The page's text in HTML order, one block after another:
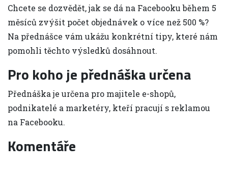
Chcete se dozvědět, jak se dá na Facebooku během 5
měsíců zvýšit počet objednávek o více než 500 %?
Na přednášce vám ukážu konkrétní tipy, které nám
pomohli těchto výsledků dosáhnout.
Pro koho je přednáška určena
Přednáška je určena pro majitele e-shopů,
podnikatelé a marketéry, kteří pracují s reklamou
na Facebooku.
Komentáře